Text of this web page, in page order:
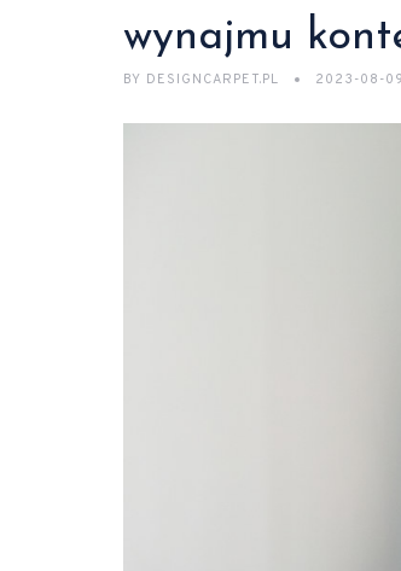
wynajmu
BY DESIGNCARPET.PL 2023-08-09